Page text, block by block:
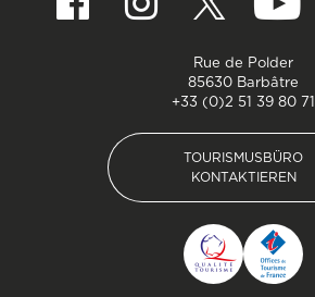
Rue de Polder
85630 Barbâtre
+33 (0)2 51 39 80 71
TOURISMUSBÜRO
KONTAKTIEREN
TOURISMUSBÜRO
KONTAKTIEREN